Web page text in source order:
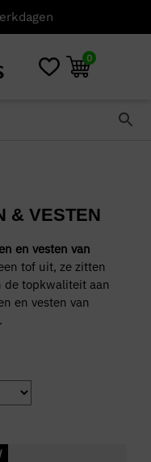
0
& VESTEN
en vesten van
tof uit, ze zitten
de topkwaliteit aan
en vesten van